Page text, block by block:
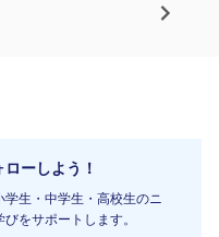
ーしよう！
生・中学生・高校生のニ
をサポートします。